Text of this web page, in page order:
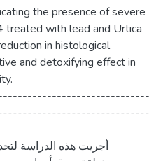
the presence of severe
treated with lead and Urtica
in histological
and detoxifying effect in
أجريت هذه الدراسة